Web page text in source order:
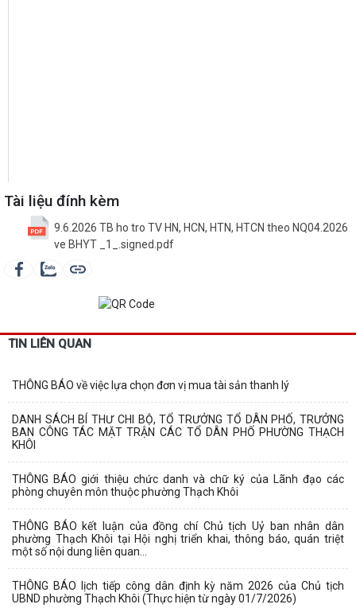
Tài liệu đính kèm
9.6.2026 TB ho tro TV HN, HCN, HTN, HTCN theo NQ04.2026
ve BHYT _1_.signed.pdf
TIN LIÊN QUAN
THÔNG BÁO về việc lựa chọn đơn vị mua tài sản thanh lý
DANH SÁCH BÍ THƯ CHI BỘ, TỔ TRƯỞNG TỔ DÂN PHỐ, TRƯỞNG
BAN CÔNG TÁC MẶT TRẬN CÁC TỔ DÂN PHỐ PHƯỜNG THẠCH
KHÔI
THÔNG BÁO giới thiệu chức danh và chữ ký của Lãnh đạo các
phòng chuyên môn thuộc phường Thạch Khôi
THÔNG BÁO kết luận của đồng chí Chủ tịch Uỷ ban nhân dân
phường Thạch Khôi tại Hội nghị triển khai, thông báo, quán triệt
một số nội dung liên quan...
THÔNG BÁO lịch tiếp công dân định kỳ năm 2026 của Chủ tịch
UBND phường Thạch Khôi (Thực hiện từ ngày 01/7/2026)